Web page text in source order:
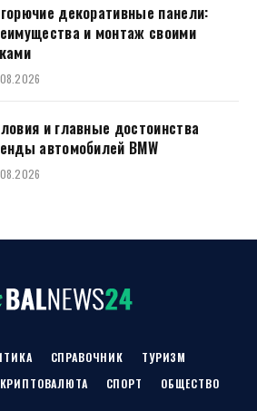
декоративные панели:
и монтаж своими
и главные достоинства
автомобилей BMW
СПРАВОЧНИК
ТУРИЗМ
КРИПТОВАЛЮТА СПОРТ ОБЩЕСТВО